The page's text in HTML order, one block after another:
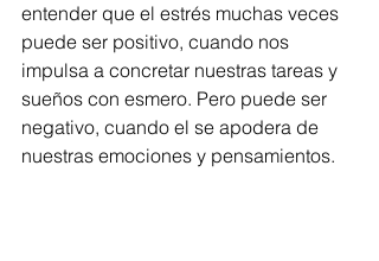
entender que el estrés muchas veces
puede ser positivo, cuando nos
impulsa a concretar nuestras tareas y
sueños con esmero. Pero puede ser
negativo, cuando el se apodera de
nuestras emociones y pensamientos.